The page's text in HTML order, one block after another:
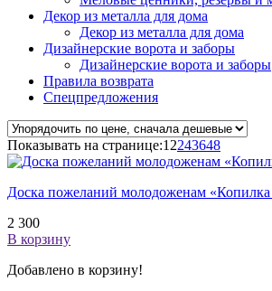
Декор из металла для дома
Декор из металла для дома
Дизайнерские ворота и заборы
Дизайнерские ворота и заборы
Правила возврата
Спецпредложения
Показывать на странице:12243648
Доска пожеланий молодоженам
2 300
В корзину
Добавлено в корзину!